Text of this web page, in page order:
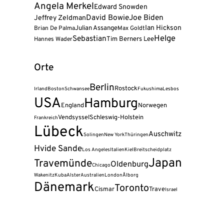
Angela MerkelEdward Snowden
Jeffrey ZeldmanDavid BowieJoe Biden
Brian De PalmaJulian AssangeMax GoldtIan Hickson
Hannes WaderSebastianTim Berners LeeHelge
Orte
IrlandBostonSchwanseeBerlinRostockFukushimaLesbos
USAEnglandHamburgNorwegen
FrankreichVendsysselSchleswig-Holstein
LübeckSolingenNew YorkThüringenAuschwitz
Hvide SandeLos AngelesItalienKielBreitscheidplatz
TravemündeChicagoOldenburgJapan
WakenitzKubaAlsterAustralienLondonÅlborg
DänemarkCismarTorontoTraveIsrael